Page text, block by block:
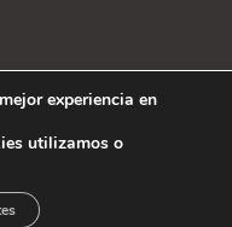
experiencia en
utilizamos o